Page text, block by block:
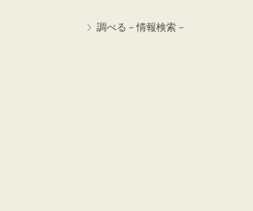
調べる－情報検索－